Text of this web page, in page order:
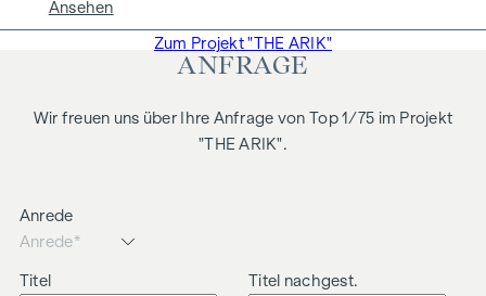
Ansehen
Zum Projekt "THE ARIK"
ANFRAGE
Wir freuen uns über Ihre Anfrage von Top 1/75 im Projekt
"THE ARIK".
Anrede
Titel Titel nachgest.